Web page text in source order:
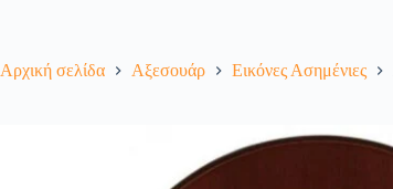
Αρχική σελίδα Αξεσουάρ Εικόνες Ασημένιες